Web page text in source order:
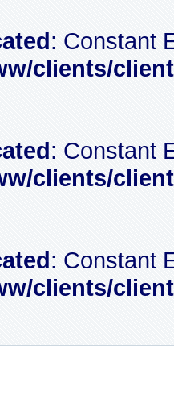
: Constant
clients/
: Constant
clients/
: Constant
clients/